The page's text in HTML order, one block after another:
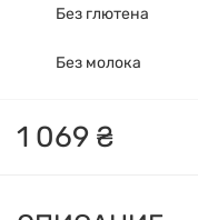
1 069 ₴
Без глютена
Без молока